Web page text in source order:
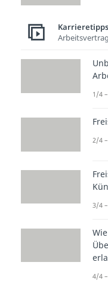
Karrieretipps
1/4
2/4
3/4
4/4